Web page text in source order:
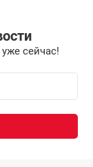
сейчас!